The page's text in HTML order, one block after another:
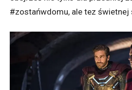
#zostańwdomu, ale tez świetnej